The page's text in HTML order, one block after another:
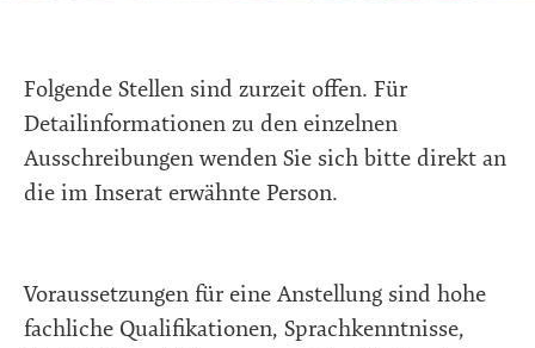
Folgende Stellen sind zurzeit offen. Für
Detailinformationen zu den einzelnen
Ausschreibungen wenden Sie sich bitte direkt an
die im Inserat erwähnte Person.
Voraussetzungen für eine Anstellung sind hohe
fachliche Qualifikationen, Sprachkenntnisse,